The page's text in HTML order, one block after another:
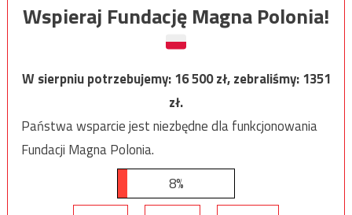
Wspieraj Fundację Magna Polonia!
W sierpniu potrzebujemy:16 500zł, zebraliśmy:1351
zł.
Państwa wsparcie jest niezbędne dla funkcjonowania
Fundacji Magna Polonia.
8%